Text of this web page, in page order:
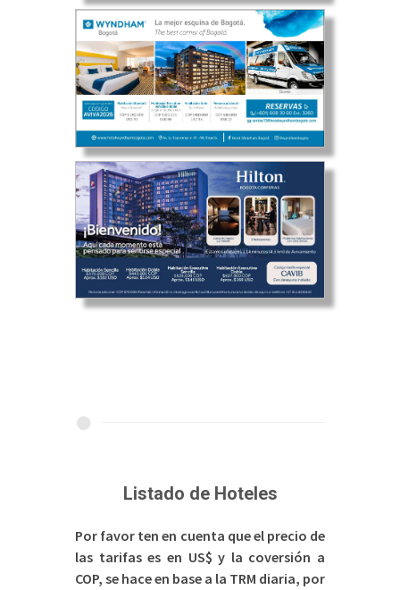
Listado de Hoteles
Por favor ten en cuenta que el precio de
las tarifas es en US$ y la coversión a
COP, se hace en base a la TRM diaria, por